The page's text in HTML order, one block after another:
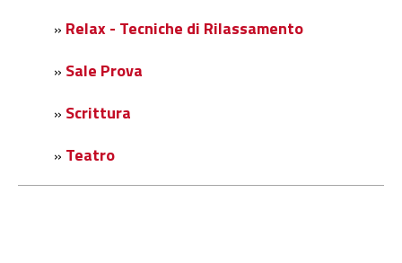
» Relax - Tecniche di Rilassamento
» Sale Prova
» Scrittura
» Teatro